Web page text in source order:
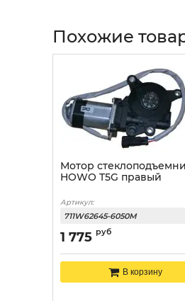
Похожие
Мотор
HOWO T5G правый
Артикул:
711W62645-6050M
1 775 руб
В корзину